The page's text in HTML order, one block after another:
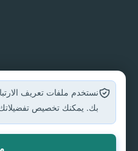
نستخدم ملفات تعريف
بك. يمكنك تخصيص